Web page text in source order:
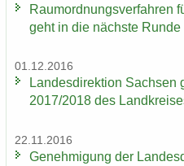
Raum­ord­nungs­ver­fah­ren
geht in die nächs­te Runde
01.12.2016
Lan­des­di­rek­ti­on Sach­sen
2017/2018 des
22.11.2016
Ge­neh­mi­gung der